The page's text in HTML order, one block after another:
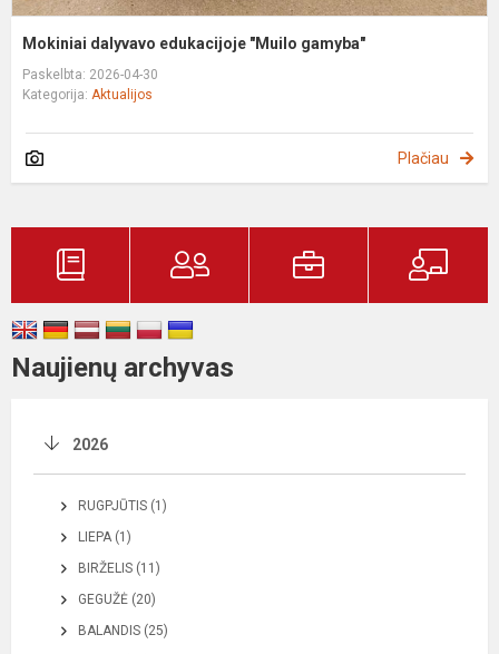
Mokiniai dalyvavo edukacijoje "Muilo gamyba"
Paskelbta: 2026-04-30
Kategorija: Aktualijos
Plačiau
Naujienų archyvas
2026
RUGPJŪTIS (1)
LIEPA (1)
BIRŽELIS (11)
GEGUŽĖ (20)
BALANDIS (25)